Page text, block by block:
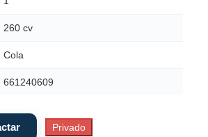
260 cv
Cola
661240609